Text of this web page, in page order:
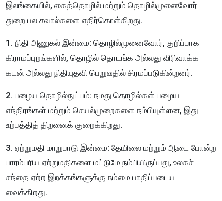
இலங்கையில், கைத்தொழில் மற்றும் தொழில்முனைவோர்
துறை பல சவால்களை எதிர்கொள்கிறது.
1. நிதி அணுகல் இன்மை: தொழில்முனைவோர், குறிப்பாக
கிராமப்புறங்களில், தொழில் தொடங்க அல்லது விரிவாக்க
கடன் அல்லது நிதியுதவி பெறுவதில் சிரமப்படுகின்றனர்.
2. பழைய தொழில்நுட்பம்: நமது தொழில்கள் பழைய
எந்திரங்கள் மற்றும் செயல்முறைகளை நம்பியுள்ளன, இது
உற்பத்தித் திறனைக் குறைக்கிறது.
3. ஏற்றுமதி மாறுபாடு இன்மை: தேயிலை மற்றும் ஆடை போன்ற
பாரம்பரிய ஏற்றுமதிகளை மட்டுமே நம்பியிருப்பது, உலகச்
சந்தை ஏற்ற இறக்கங்களுக்கு நம்மை பாதிப்படைய
வைக்கிறது.